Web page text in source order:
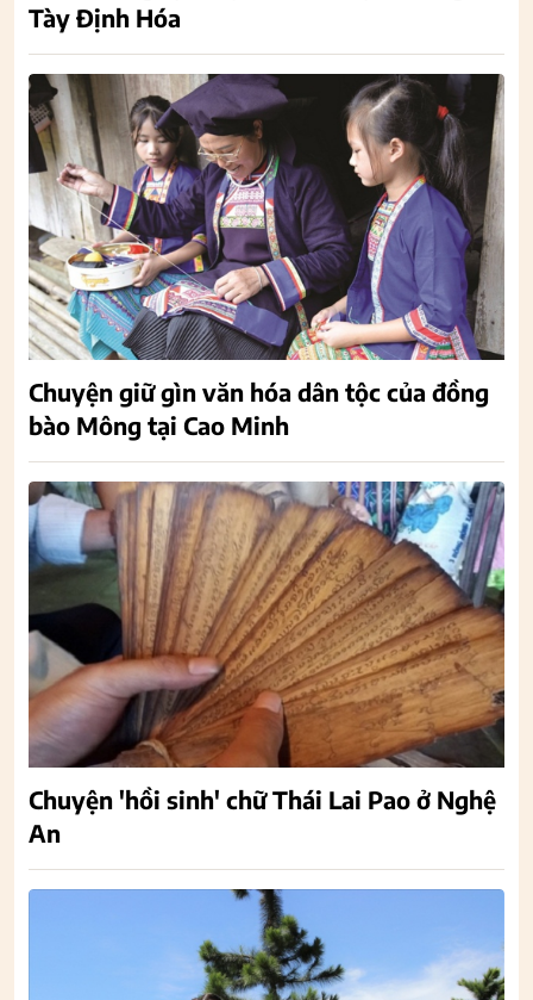
Tày Định Hóa
Chuyện giữ gìn văn hóa dân tộc của đồng
bào Mông tại Cao Minh
Chuyện 'hồi sinh' chữ Thái Lai Pao ở Nghệ
An